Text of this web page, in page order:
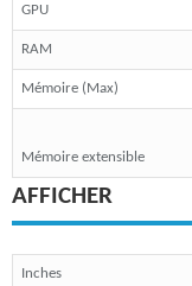
GPU
RAM
Mémoire (Max)
Mémoire extensible
AFFICHER
Inches